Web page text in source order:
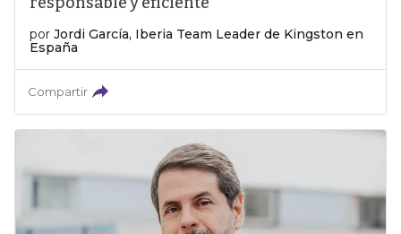
por Jordi García, Iberia Team Leader de Kingston en
España
Compartir